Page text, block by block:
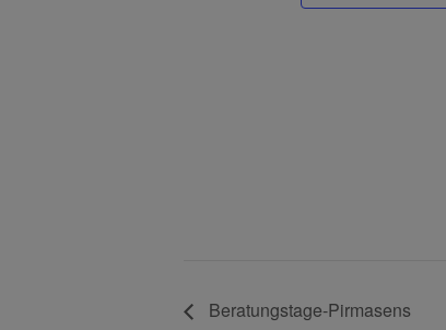
Beratungstage-Pirmasens